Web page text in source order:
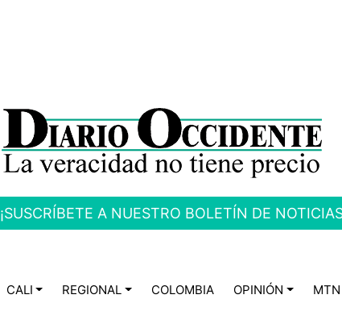
¡SUSCRÍBETE A NUESTRO BOLETÍN DE
CALI REGIONAL COLOMBIA OPINIÓN MTN